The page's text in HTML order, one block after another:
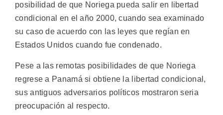
posibilidad de que Noriega pueda salir en libertad
condicional en el año 2000, cuando sea examinado
su caso de acuerdo con las leyes que regían en
Estados Unidos cuando fue condenado.
Pese a las remotas posibilidades de que Noriega
regrese a Panamá si obtiene la libertad condicional,
sus antiguos adversarios políticos mostraron seria
preocupación al respecto.